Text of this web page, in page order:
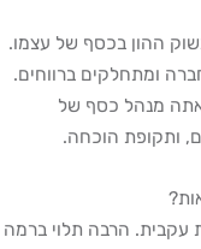
ההון בכסף של עצמו.
ומתחלקים ברווחים.
מנהל כסף של
ותקופת הוכחה.
עד רווחיות עקבית. הרבה תלוי ברמה